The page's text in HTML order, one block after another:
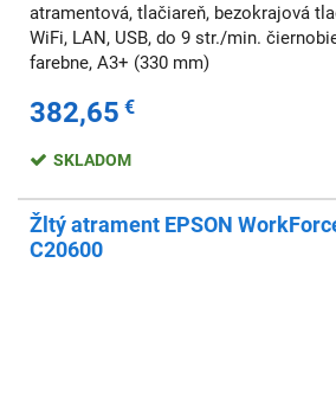
atramentová, tlačiareň, bezokrajová
WiFi, LAN, USB, do 9 str./min. čiernobielo, do 9 str./min.
farebne, A3+ (330 mm)
382,65 €
SKLADOM
Žltý atrament EPSON
C20600